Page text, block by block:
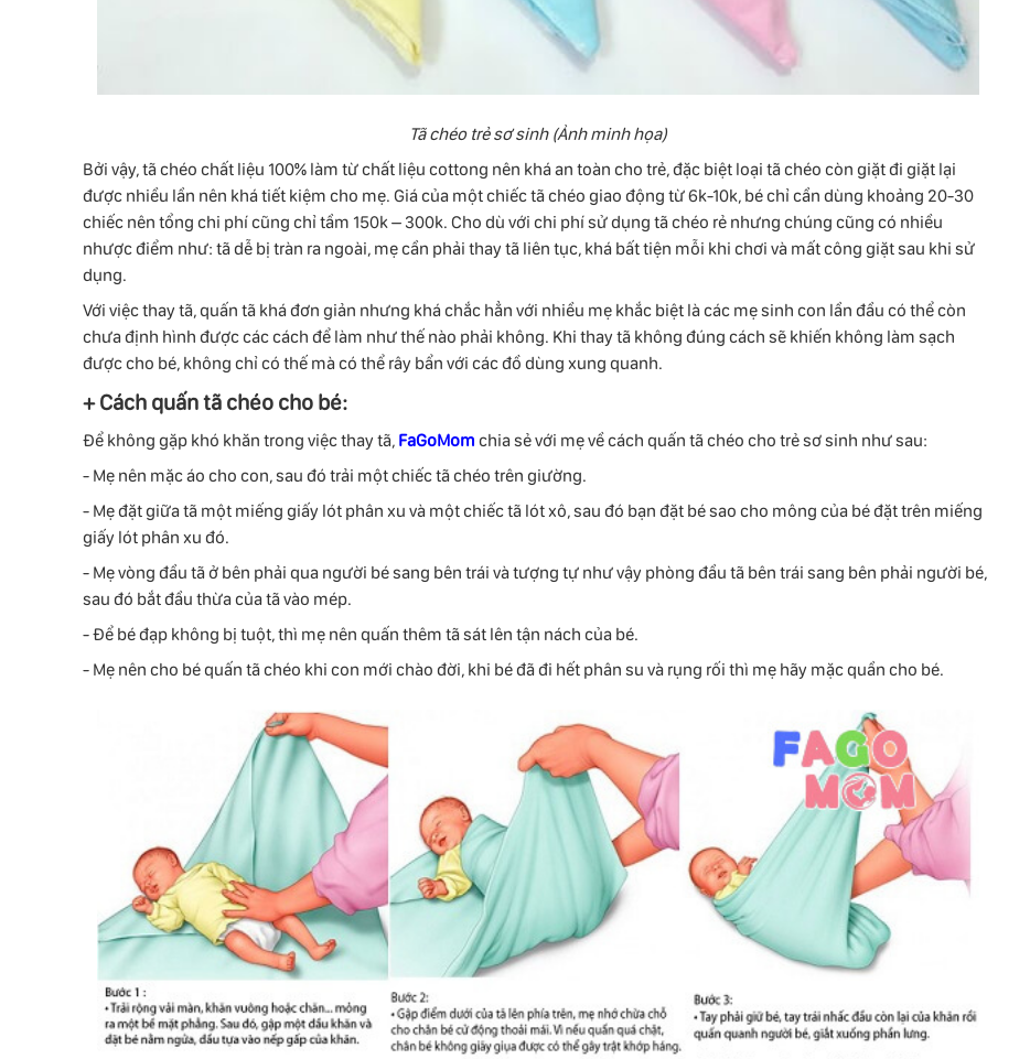
Tã chéo trẻ sơ sinh (Ảnh minh họa)
Bởi vậy, tã chéo chất liệu 100% làm từ chất liệu cottong nên khá an toàn cho trẻ, đặc biệt loại tã chéo còn giặt đi giặt lại
được nhiều lần nên khá tiết kiệm cho mẹ. Giá của một chiếc tã chéo giao động từ 6k-10k, bé chỉ cần dùng khoảng 20-30
chiếc nên tổng chi phí cũng chỉ tầm 150k – 300k. Cho dù với chi phí sử dụng tã chéo rẻ nhưng chúng cũng có nhiều
nhược điểm như: tã dễ bị tràn ra ngoài, mẹ cần phải thay tã liên tục, khá bất tiện mỗi khi chơi và mất công giặt sau khi sử
dụng.
Với việc thay tã, quấn tã khá đơn giản nhưng khá chắc hẳn với nhiều mẹ khắc biệt là các mẹ sinh con lần đầu có thể còn
chưa định hình được các cách để làm như thế nào phải không. Khi thay tã không đúng cách sẽ khiến không làm sạch
được cho bé, không chỉ có thế mà có thể rây bẩn với các đồ dùng xung quanh.
+ Cách quấn tã chéo cho bé:
Để không gặp khó khăn trong việc thay tã, FaGoMom chia sẻ với mẹ về cách quấn tã chéo cho trẻ sơ sinh như sau:
- Mẹ nên mặc áo cho con, sau đó trải một chiếc tã chéo trên giường.
- Mẹ đặt giữa tã một miếng giấy lót phân xu và một chiếc tã lót xô, sau đó bạn đặt bé sao cho mông của bé đặt trên miếng
giấy lót phân xu đó.
- Mẹ vòng đầu tã ở bên phải qua người bé sang bên trái và tượng tự như vậy phòng đầu tã bên trái sang bên phải người bé,
sau đó bắt đầu thừa của tã vào mép.
- Để bé đạp không bị tuột, thì mẹ nên quấn thêm tã sát lên tận nách của bé.
- Mẹ nên cho bé quấn tã chéo khi con mới chào đời, khi bé đã đi hết phân su và rụng rối thì mẹ hãy mặc quần cho bé.